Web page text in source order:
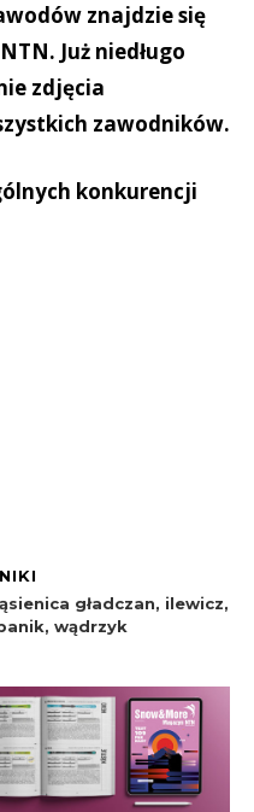
znajdzie się
Już niedługo
zdjęcia
zawodników.
konkurencji
gładczan, ilewicz,
, wądrzyk